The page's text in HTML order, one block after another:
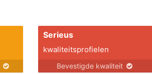
Serieus
kwaliteitsprofielen
Bevestigde kwaliteit